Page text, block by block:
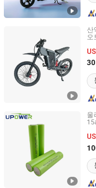
산
오
Taizhou Yiku New Energy
Zhejiang, China
울
Dongguan Youli
Guangdong, China